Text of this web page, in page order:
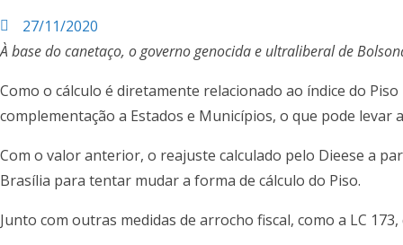
27/11/2020
À base do canetaço, o governo genocida e ultraliberal de
Como o cálculo é diretamente relacionado ao índice do
complementação a Estados e Municípios, o que pode
Com o valor anterior, o reajuste calculado pelo Dieese a
Brasília para tentar mudar a forma de cálculo do Piso.
Junto com outras medidas de arrocho fiscal, como a LC